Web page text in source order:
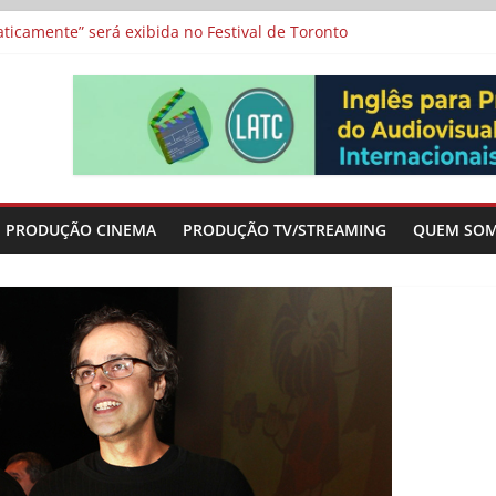
“Os Feiticeiros Inocentes” e filme-tributo de Wajda a
protagonizam adaptação brasileira de série argentina para o
e divide prêmio principal entre “Manas” e “O Agente Secreto”
metragens sobre envelhecimento criados a partir de histórias
PRODUÇÃO CINEMA PRODUÇÃO TV/STREAMING QUEM